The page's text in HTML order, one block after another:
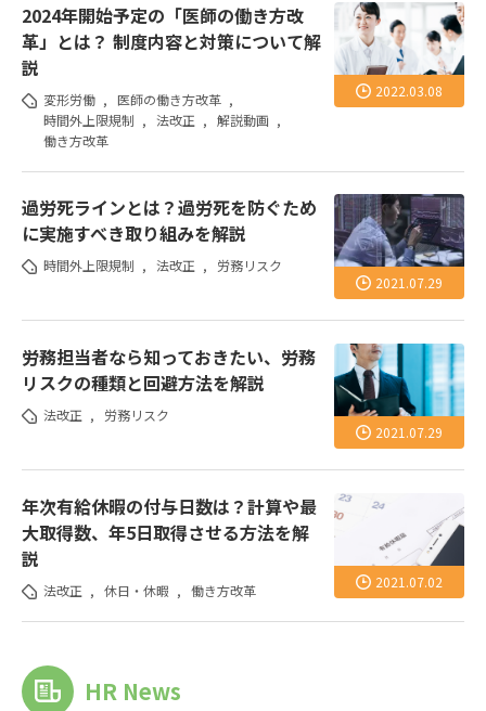
2022.03.08
2024年開始予定の「医師の働き方改
革」とは？ 制度内容と対策について解
説
変形労働 , 医師の働き方改革 ,
時間外上限規制 , 法改正 , 解説動画 ,
働き方改革
2021.07.29
過労死ラインとは？過労死を防ぐため
に実施すべき取り組みを解説
時間外上限規制 , 法改正 , 労務リスク
2021.07.29
労務担当者なら知っておきたい、労務
リスクの種類と回避方法を解説
法改正 , 労務リスク
2021.07.02
年次有給休暇の付与日数は？計算や最
大取得数、年5日取得させる方法を解
説
法改正 , 休日・休暇 , 働き方改革
HR News